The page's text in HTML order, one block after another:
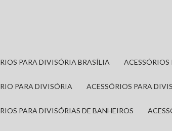
PARA DIVISÓRIA BRASÍLIA
PARA DIVISÓRIA ACESSÓRIOS PARA
PARA DIVISÓRIAS DE BANHEIROS